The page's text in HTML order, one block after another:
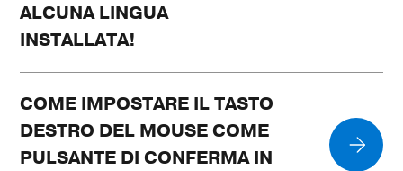
ALCUNA LINGUA
INSTALLATA!
COME IMPOSTARE IL TASTO
DESTRO DEL MOUSE COME
PULSANTE DI CONFERMA IN